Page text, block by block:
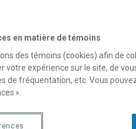
en matière de témoins
des témoins (cookies) afin de
votre expérience sur le site, de
de fréquentation, etc. Vous
».